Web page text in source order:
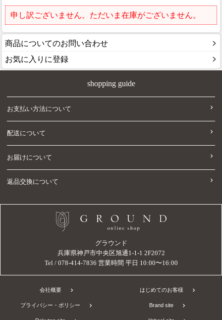
申し訳ございません。ただいま在庫がございません。
商品についてのお問い合わせ
お気に入りに登録
shopping guide
お支払い方法について
配送について
お届けについて
返品交換について
グラウンド
兵庫県神戸市中央区旭通1-1-1 2F2072
Tel / 078-414-7836 営業時間 平日 10:00〜16:00
会社概要 はじめてのお客様
プライバシー・ポリシー Brand site